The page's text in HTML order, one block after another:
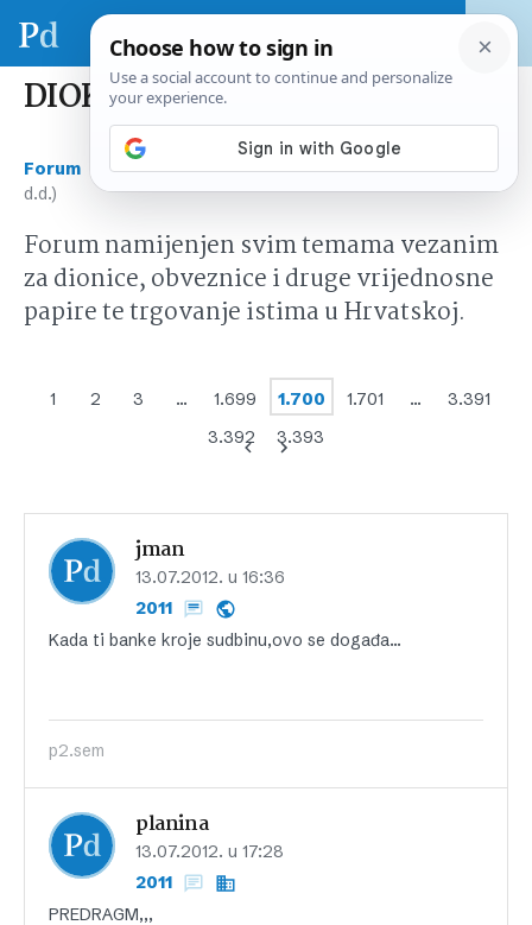
DIOK (DIOKI d.d.)
Forum Tržište kapitala Hrvatska ›
DIOK (DIOKI
d.d.)
Forum namijenjen svim temama vezanim
za dionice, obveznice i druge vrijednosne
papire te trgovanje istima u Hrvatskoj.
1 2 3 … 1.699 1.700 1.701 …
3.391
3.392
3.393
jman
13.07.2012. u 16:36
2011
Kada ti banke kroje sudbinu,ovo se događa…
p2.sem
planina
13.07.2012. u 17:28
2011
PREDRAGM,,,